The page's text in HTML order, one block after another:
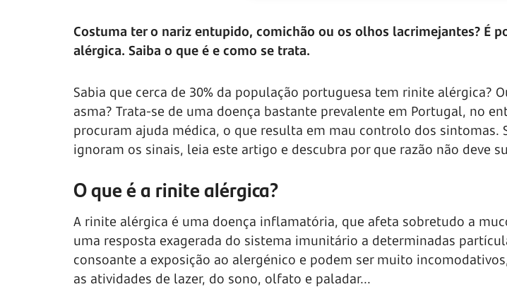
Costuma ter o nariz entupido, comichão ou os olhos lacrimejantes? É
alérgica. Saiba o que é e como se trata.
Sabia que cerca de 30% da população portuguesa tem rinite alérgica?
asma? Trata-se de uma doença bastante prevalente em Portugal, no
procuram ajuda médica, o que resulta em mau controlo dos sintomas.
ignoram os sinais, leia este artigo e descubra por que razão não deve
O que é a rinite alérgica?
A rinite alérgica é uma doença inflamatória, que afeta sobretudo a
uma resposta exagerada do sistema imunitário a determinadas
consoante a exposição ao alergénico e podem ser muito
as atividades de lazer, do sono, olfato e paladar...